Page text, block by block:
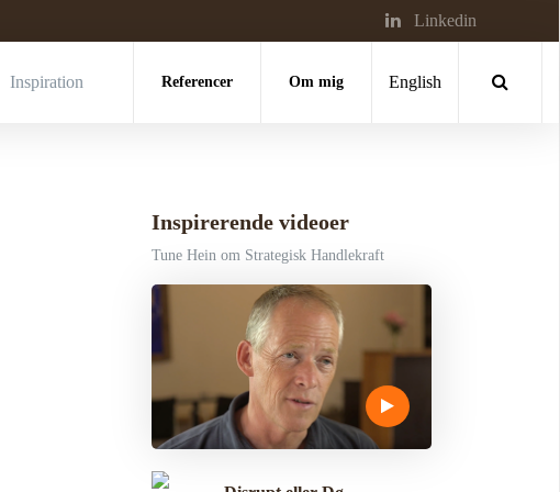
Linkedin
Inspiration Referencer Om mig English
Inspirerende videoer
Tune Hein om Strategisk Handlekraft